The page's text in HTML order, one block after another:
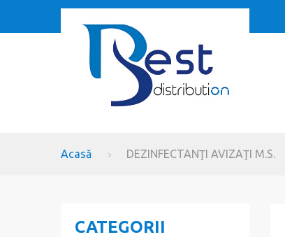
Acasă DEZINFECTANŢI AVIZAŢI M.S.
CATEGORII